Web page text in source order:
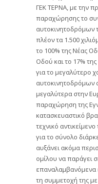
ΓΕΚ ΤΕΡΝΑ, με την
παραχώρησης το
αυτοκινητοδρόμων
πλέον τα 1.500
το 100% της Νέας
Οδού και το 17%
για το μεγαλύτερο
αυτοκινητοδρόμων
μεγαλύτερα στην
παραχώρηση της
κατασκευαστικό
τεχνικό
για το σύνολο
αυξάνει ακόμα
ομίλου να παράγει
τη συμμετοχή της